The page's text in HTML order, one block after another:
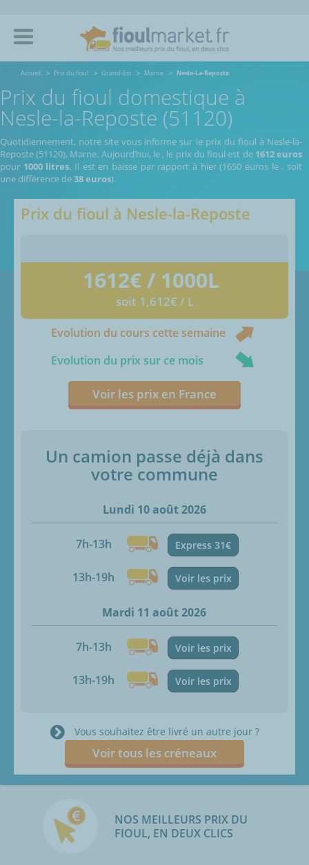
Accueil Prix du fioul Grand-Est Marne Nesle-La-Reposte
Prix du fioul domestique à
Nesle-la-Reposte (51120)
Quotidiennement, notre site vous informe sur le prix du fioul à Nesle-la-
Reposte (51120), Marne. Aujourd’hui, le , le prix du fioul est de 1612 euros
pour 1000 litres. Il est en baisse par rapport à hier (1650 euros le, soit
une différence de38 euros).
Prix du fioul à Nesle-la-Reposte
1612€ / 1000L
soit 1,612€ / L
Evolution du cours cette semaine
Evolution du prix sur ce mois
Voir les prix en France
Un camion passe déjà dans
votre commune
Lundi 10 août 2026
7h-13h Express 31€
13h-19h Voir les prix
Mardi 11 août 2026
7h-13h Voir les prix
13h-19h Voir les prix
Vous souhaitez être livré un autre jour ?
Voir tous les créneaux
NOS MEILLEURS PRIX DU
FIOUL, EN DEUX CLICS